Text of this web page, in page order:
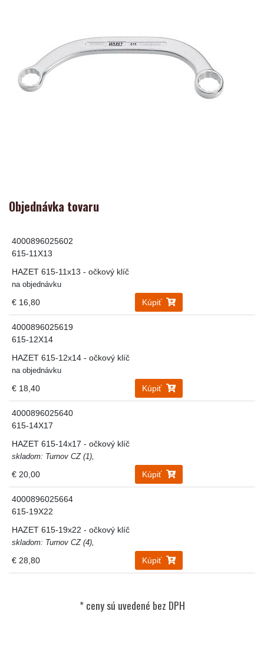
Objednávka tovaru
4000896025602
615-11X13
HAZET 615-11x13 - očkový klíč
na objednávku
€ 16,80 Kúpiť
4000896025619
615-12X14
HAZET 615-12x14 - očkový klíč
na objednávku
€ 18,40 Kúpiť
4000896025640
615-14X17
HAZET 615-14x17 - očkový klíč
skladom: Turnov CZ (1),
€ 20,00 Kúpiť
4000896025664
615-19X22
HAZET 615-19x22 - očkový klíč
skladom: Turnov CZ (4),
€ 28,80 Kúpiť